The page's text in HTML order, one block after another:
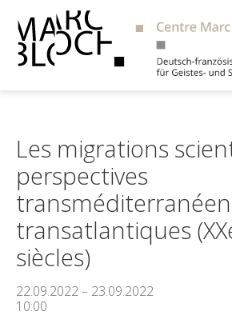
Les migrations
perspectives
transatlantiques
siècles)
22.09.2022 – 23.09.2022
10:00